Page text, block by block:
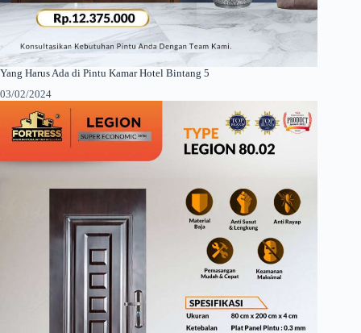
Yang Harus Ada di Pintu Kamar Hotel Bintang 5
03/02/2024